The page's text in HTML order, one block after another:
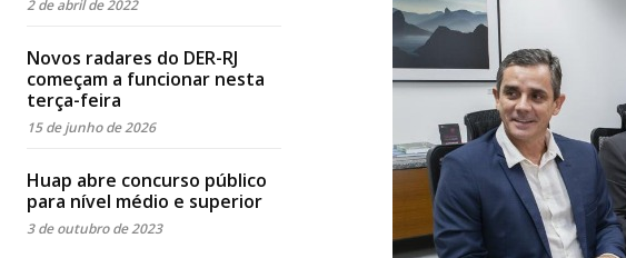
2 de abril de 2022
Novos radares do DER-RJ
começam a funcionar nesta
terça-feira
15 de junho de 2026
Huap abre concurso público
para nível médio e superior
3 de outubro de 2023